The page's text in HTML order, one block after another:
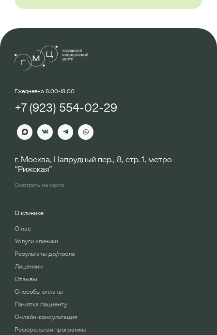
Ежедневно 8:00-18:00
+7 (923) 554-02-29
г. Москва, Напрудный пер., 8, стр. 1, метро
“Рижская”
Смотреть на карте
О клинике
О нас
Услуги клиники
Результаты до/после
Лицензии
Отзывы
Способы оплаты
Памятка пациенту
Онлайн-консультация
Реферальная программа